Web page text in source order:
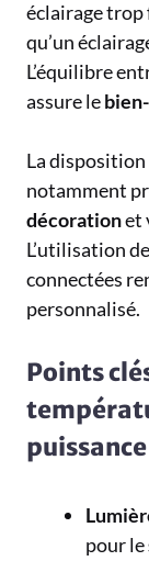
éclairage trop
qu’un
L’équilibre
assure le
La
notamment
décorationet
L’utilisation
connectées
personnalisé.
Points
puissance
pour le